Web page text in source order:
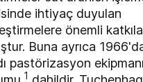
ihtiyaç duyulan
önemli
Buna ayrıca
pastörizasyon
1